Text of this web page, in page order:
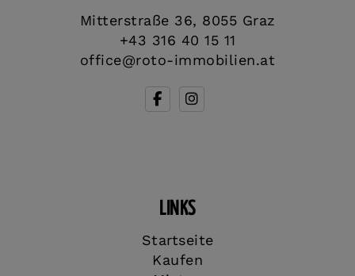
Mitterstraße 36, 8055 Graz
+43 316 40 15 11
office@roto-immobilien.at
LINKS
Startseite
Kaufen